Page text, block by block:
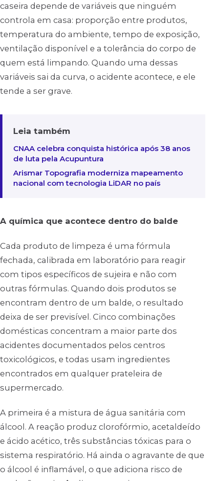
caseira depende de variáveis que ninguém
controla em casa: proporção entre produtos,
temperatura do ambiente, tempo de exposição,
ventilação disponível e a tolerância do corpo de
quem está limpando. Quando uma dessas
variáveis sai da curva, o acidente acontece, e ele
tende a ser grave.
Leia também
CNAA celebra conquista histórica após 38 anos
de luta pela Acupuntura
Arismar Topografia moderniza mapeamento
nacional com tecnologia LiDAR no país
A química que acontece dentro do balde
Cada produto de limpeza é uma fórmula
fechada, calibrada em laboratório para reagir
com tipos específicos de sujeira e não com
outras fórmulas. Quando dois produtos se
encontram dentro de um balde, o resultado
deixa de ser previsível. Cinco combinações
domésticas concentram a maior parte dos
acidentes documentados pelos centros
toxicológicos, e todas usam ingredientes
encontrados em qualquer prateleira de
supermercado.
A primeira é a mistura de água sanitária com
álcool. A reação produz clorofórmio, acetaldeído
e ácido acético, três substâncias tóxicas para o
sistema respiratório. Há ainda o agravante de que
o álcool é inflamável, o que adiciona risco de